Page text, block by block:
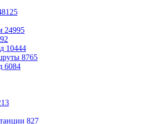
24995
10444
8765
6084
827